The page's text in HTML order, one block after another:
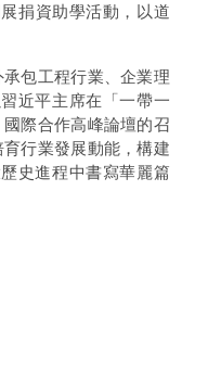
捐資助學活動，以道
包工程行業、企業理
近平主席在「一帶一
際合作高峰論壇的召
行業發展動能，構建
史進程中書寫華麗篇